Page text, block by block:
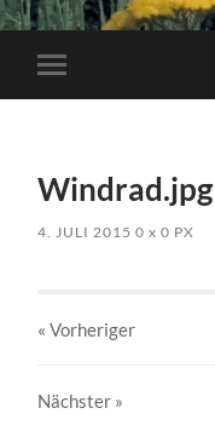
Mobile-
Menü
Windrad.jpg
4. JULI 2015 0x 0 PX
« Vorheriger
Nächster »